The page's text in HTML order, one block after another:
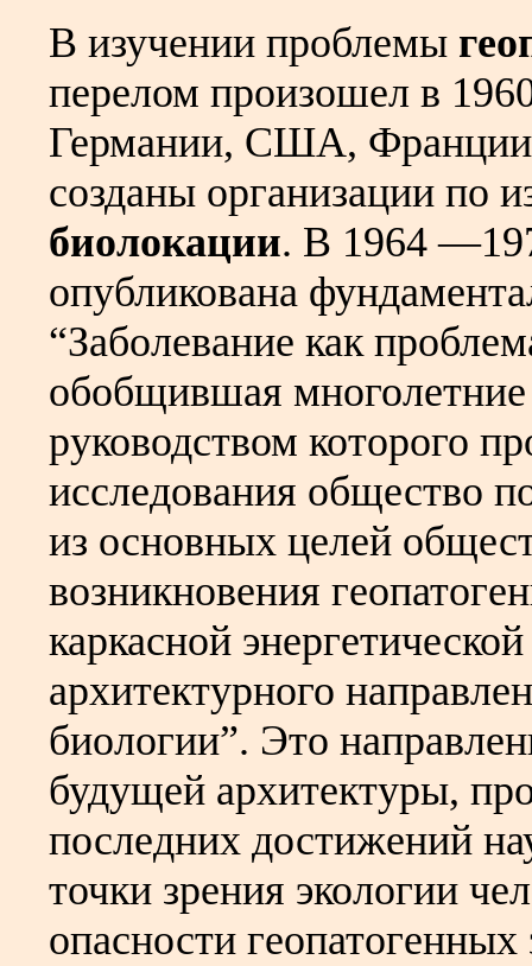
В изучении проблемы
перелом произошел в
Германии, США, Франции
созданы организации по
биолокации. В 1964
опубликована
“Заболевание как
обобщившая многолетние
руководством которого
исследования общество
из основных целей
возникновения
каркасной
архитектурного
биологии”. Это
будущей архитектуры,
последних достижений
точки зрения экологии
опасности геопатогенных